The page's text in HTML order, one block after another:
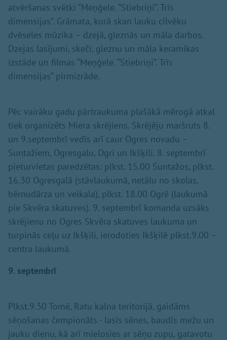
atvēršanas svētki “Meņģele. “Stiebriņi”. Trīs
dimensijas”. Grāmata, kurā skan lauku cilvēku
dvēseles mūzika – dzejā, gleznās un māla darbos.
Dzejas lasījumi, skeči, gleznu un māla keramikas
izstāde un filmas “Meņģele. “Stiebriņi”. Trīs
dimensijas” pirmizrāde.
Pēc vairāku gadu pārtraukuma plašākā mērogā atkal
tiek organizēts Miera skrējiens. Skrējēju maršruts 8.
un 9.septembrī vedīs arī caur Ogres novadu –
Suntažiem, Ogresgalu, Ogri un Ikšķili. 8. septembrī
pieturvietas paredzētas: plkst. 15.00 Suntažos, plkst.
16.30 Ogresgalā (stāvlaukumā, netālu no skolas,
bērnudārza un veikala), plkst. 18.00 Ogrē (laukumā
pie Skvēra skatuves). 9. septembrī komanda uzsāks
skrējienu no Ogres Skvēra skatuves laukuma un
turpinās ceļu uz Ikšķili, ierodoties Ikšķilē plkst.9.00 –
centra laukumā.
9. septembrī
Plkst.9.30 Tomē, Ratu kalna teritorijā, gaidāms
sēņošanas čempionāts - lasīs sēnes, baudīs mežu un
jauku dienu, kā arī mielosies ar sēņu zupu, gatavotu